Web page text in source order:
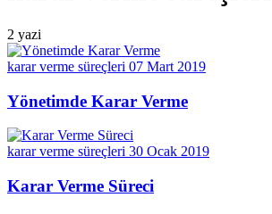
2 yazi
karar verme süreçleri 07 Mart 2019
Yönetimde Karar Verme
karar verme süreçleri 30 Ocak 2019
Karar Verme Süreci